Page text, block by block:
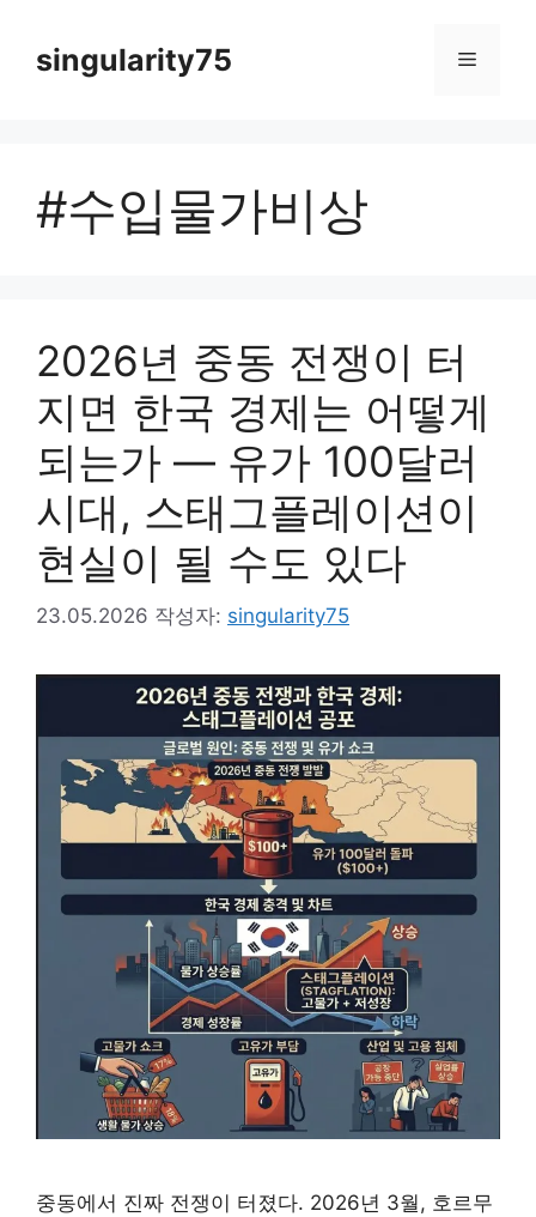
singularity75 메
#수입물가비상
2026년 중동 전쟁이 터
지면 한국 경제는 어떻게
되는가 — 유가 100달러
시대, 스태그플레이션이
현실이 될 수도 있다
23.05.2026 작성자: singularity75
중동에서 진짜 전쟁이 터졌다. 2026년 3월, 호르무